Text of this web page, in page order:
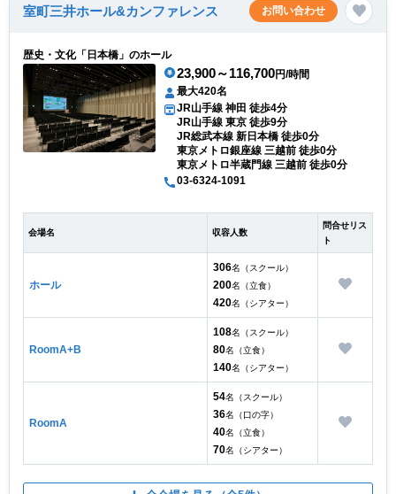
室町三井ホール&カンファレンス お問い合わせ
歴史・文化「日本橋」のホール
23,900～116,700円/時間
最大420名
JR山手線 神田 徒歩4分
JR山手線 東京 徒歩9分
JR総武本線 新日本橋 徒歩0分
東京メトロ銀座線 三越前 徒歩0分
東京メトロ半蔵門線 三越前 徒歩0分
03-6324-1091
会場名 収容人数
問合せリス
ト
ホール
306名（スクール）
200名（立食）
420名（シアター）
RoomA+B
108名（スクール）
80名（立食）
140名（シアター）
RoomA
54名（スクール）
36名（口の字）
40名（立食）
70名（シアター）